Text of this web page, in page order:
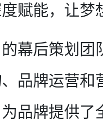
赋能，让梦
幕后策划团
品牌运营和
品牌提供了